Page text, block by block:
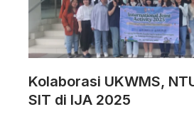
Kolaborasi UKWMS,
SIT di IJA 2025